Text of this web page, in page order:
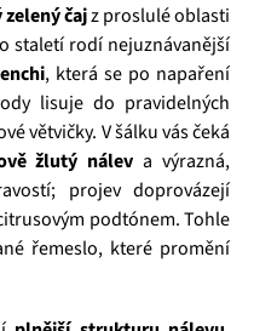
čajz proslulé oblasti
staletí rodí nejuznávanější
, která se po napaření
lisuje do pravidelných
větvičky. V šálku vás čeká
žlutý nálev a výrazná,
projev doprovázejí
podtónem. Tohle
řemeslo, které promění